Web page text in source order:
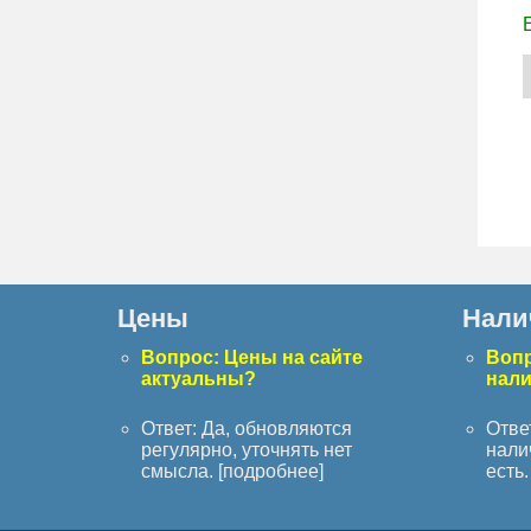
Цены
Вопрос: Цены на сайте
актуальны?
Ответ: Да, обновляются
регулярно, уточнять нет
смысла. [подробнее]